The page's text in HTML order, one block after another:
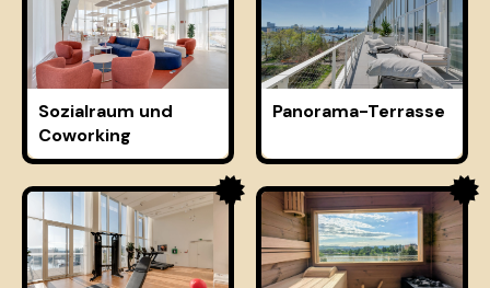
Sozialraum und
Coworking
Panorama-Terrasse